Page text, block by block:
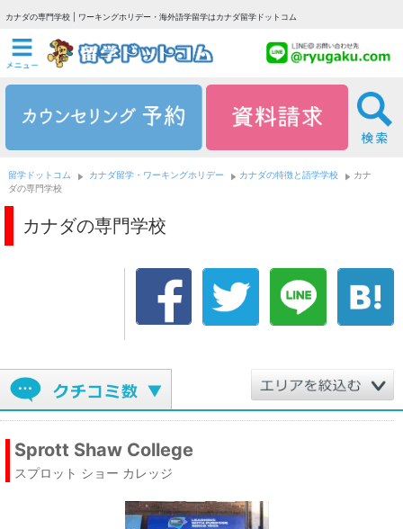
カナダの専門学校 | ワーキングホリデー・海外語学留学はカナダ留学ドットコム
留学ドットコム カナダ留学・ワーキングホリデー カナダの特徴と語学学校
カナ
ダの専門学校
カナダの専門学校
Sprott Shaw College
スプロット ショー カレッジ